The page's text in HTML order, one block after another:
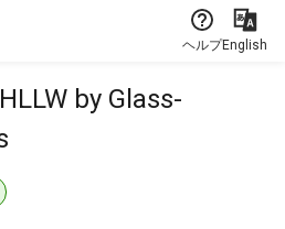
ヘルプEnglish
by Glass-